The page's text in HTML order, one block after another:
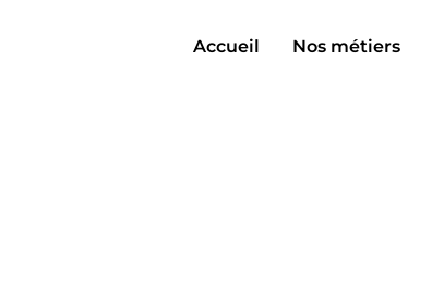
Accueil Nos métiers